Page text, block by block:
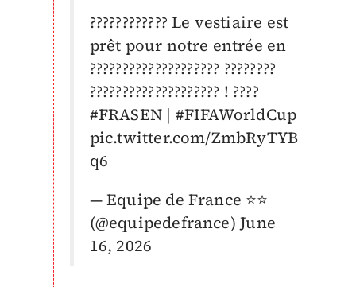
???????????? Le vestiaire est
prêt pour notre entrée en
???????????????????? ????????
???????????????????? ! ????
#FRASEN| #FIFAWorldCup
pic.twitter.com/ZmbRyTYB
q6
— Equipe de France ⭐⭐
(@equipedefrance)June
16, 2026